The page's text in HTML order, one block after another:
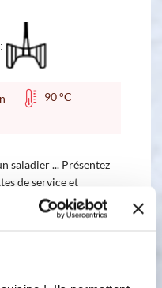
90 °C
saladier ... Présentez
de service et
parmesan râpé Servir
dégustation